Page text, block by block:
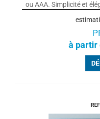
ou AAA. Simplicité et
à partir